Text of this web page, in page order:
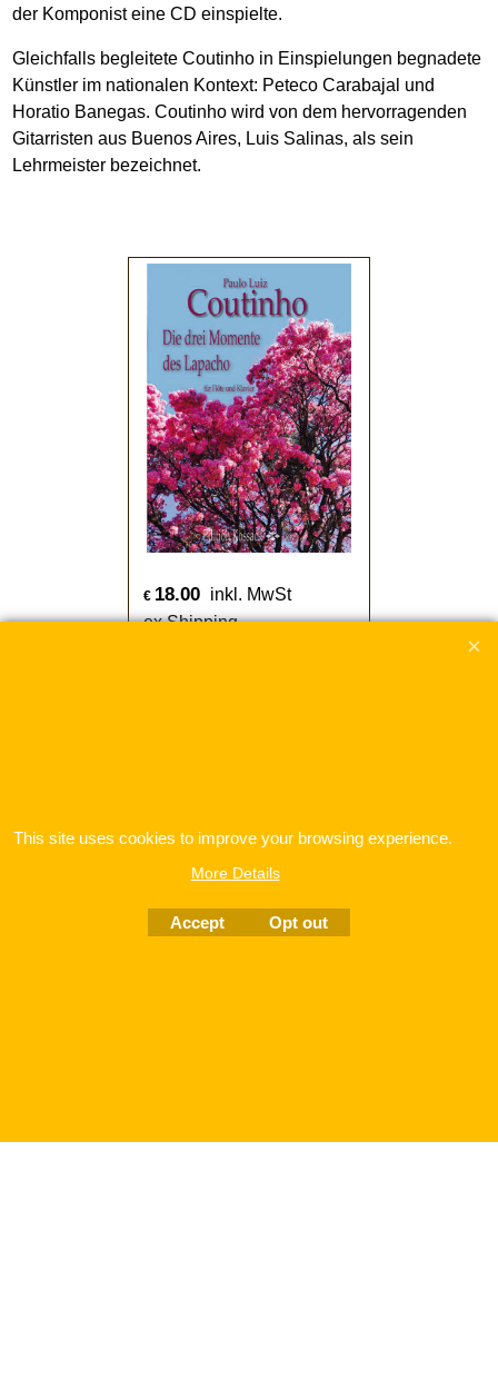
der Komponist eine CD einspielte.
Gleichfalls begleitete Coutinho in Einspielungen begnadete
Künstler im nationalen Kontext: Peteco Carabajal und
Horatio Banegas. Coutinho wird von dem hervorragenden
Gitarristen aus Buenos Aires, Luis Salinas, als sein
Lehrmeister bezeichnet.
€ 18.00
inkl. MwSt
ex Shipping
This site uses cookies to improve your browsing experience.
More Details
Accept Opt out